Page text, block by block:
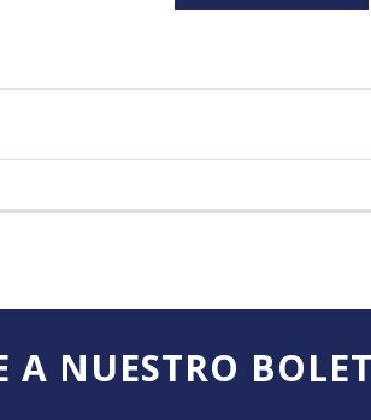
A NUESTRO